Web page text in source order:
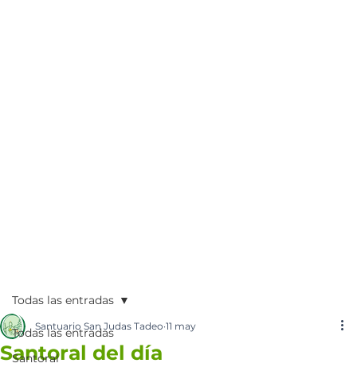
Todas las entradas
Santoral
Todas las entradas
Santoral del día
Santuario San Judas Tadeo 11 may